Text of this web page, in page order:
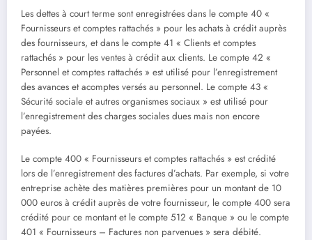
Les dettes à court terme sont enregistrées dans le compte 40 «
Fournisseurs et comptes rattachés » pour les achats à crédit auprès
des fournisseurs, et dans le compte 41 « Clients et comptes
rattachés » pour les ventes à crédit aux clients. Le compte 42 «
Personnel et comptes rattachés » est utilisé pour l’enregistrement
des avances et acomptes versés au personnel. Le compte 43 «
Sécurité sociale et autres organismes sociaux » est utilisé pour
l’enregistrement des charges sociales dues mais non encore
payées.
Le compte 400 « Fournisseurs et comptes rattachés » est crédité
lors de l’enregistrement des factures d’achats. Par exemple, si votre
entreprise achète des matières premières pour un montant de 10
000 euros à crédit auprès de votre fournisseur, le compte 400 sera
crédité pour ce montant et le compte 512 « Banque » ou le compte
401 « Fournisseurs – Factures non parvenues » sera débité.